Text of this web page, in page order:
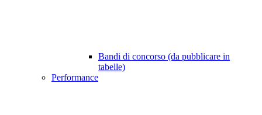
Bandi di concorso (da pubblicare in
tabelle)
Performance